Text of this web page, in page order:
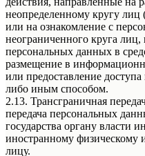
неопределенному кругу лиц
или на ознакомление с
неограниченного круга
персональных данных в
размещение в
или предоставление
либо иным способом.
2.13. Трансграничная
передача персональных
государства органу власти
иностранному физическому
лицу.